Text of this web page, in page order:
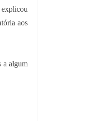
explicou
aos
a algum